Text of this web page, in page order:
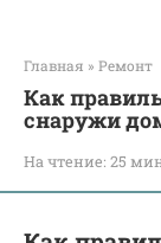
Главная » Ремонт
Как
снаружи
На чтение: 25